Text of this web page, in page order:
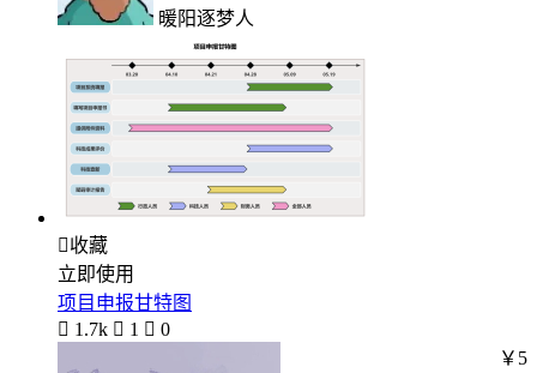
暖阳逐梦人
收藏
立即使用
项目申报甘特图
 1.7k  1  0
￥5